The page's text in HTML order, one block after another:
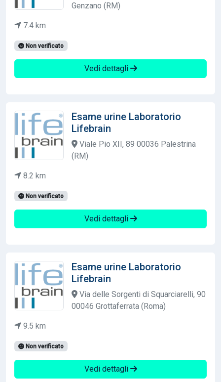
Genzano (RM)
7.4 km
Non verificato
Vedi dettagli
Esame urine Laboratorio
Lifebrain
Viale Pio XII, 89 00036 Palestrina
(RM)
8.2 km
Non verificato
Vedi dettagli
Esame urine Laboratorio
Lifebrain
Via delle Sorgenti di Squarciarelli, 90
00046 Grottaferrata (Roma)
9.5 km
Non verificato
Vedi dettagli